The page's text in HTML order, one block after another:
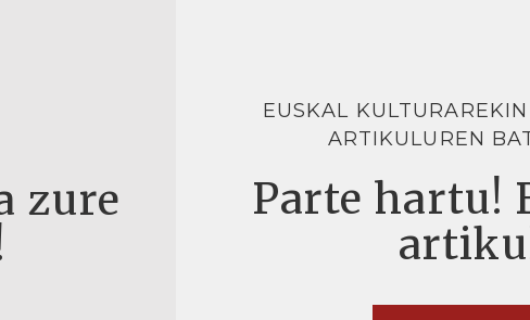
zure
EUSKAL
ARTIKULUREN
Parte hartu!